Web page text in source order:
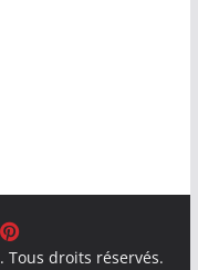
. Tous droits réservés.